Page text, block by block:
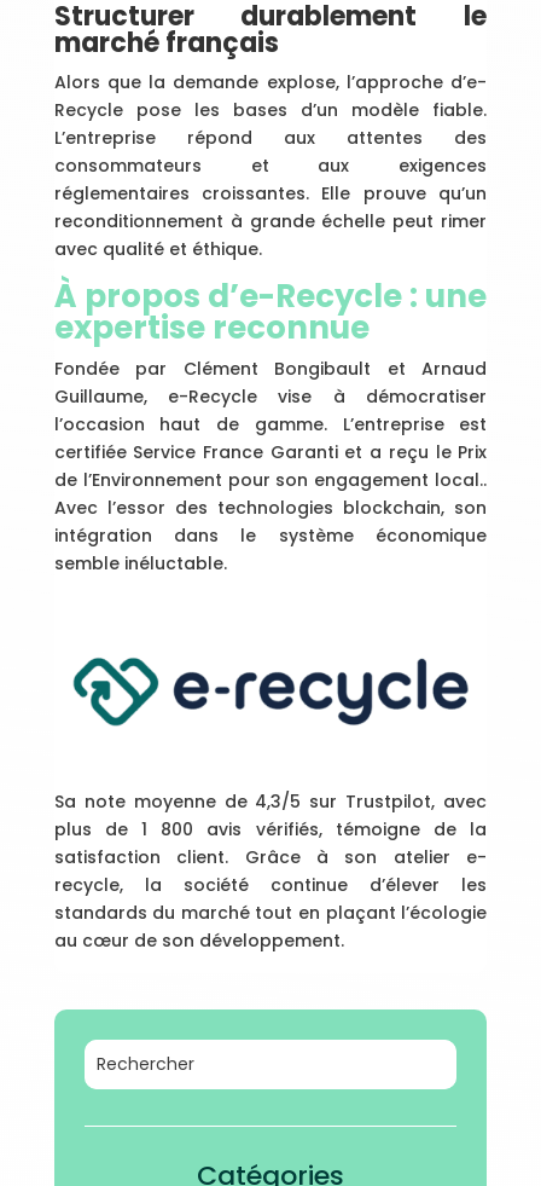
Structurer durablement le
marché français
Alors que la demande explose, l’approche d’e-
Recycle pose les bases d’un modèle fiable.
L’entreprise répond aux attentes des
consommateurs et aux exigences
réglementaires croissantes. Elle prouve qu’un
reconditionnement à grande échelle peut rimer
avec qualité et éthique.
À propos d’e-Recycle : une
expertise reconnue
Fondée par Clément Bongibault et Arnaud
Guillaume, e-Recycle vise à démocratiser
l’occasion haut de gamme. L’entreprise est
certifiée Service France Garanti et a reçu le Prix
de l’Environnement pour son engagement local..
Avec l’essor des technologies blockchain, son
intégration dans le système économique
semble inéluctable.
Sa note moyenne de 4,3/5 sur Trustpilot, avec
plus de 1 800 avis vérifiés, témoigne de la
satisfaction client. Grâce à son atelier e-
recycle, la société continue d’élever les
standards du marché tout en plaçant l’écologie
au cœur de son développement.
Catégories